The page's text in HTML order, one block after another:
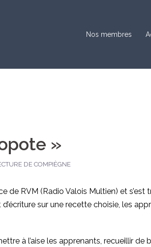
Nos membres
»
DE COMPIÈGNE
de RVM (Radio Valois Multien) et s’est
sur une recette choisie, les
à l’aise les apprenants, recueillir de